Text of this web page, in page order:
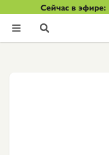
Сейчас в
 